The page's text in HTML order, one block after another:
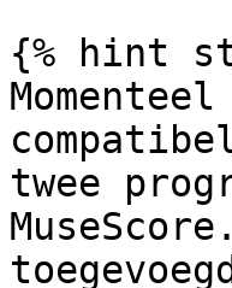
{% hint
twee